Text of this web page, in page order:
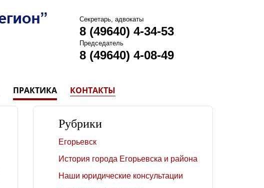
Секретарь, адвокаты
8 (49640) 4-34-53
Председатель
8 (49640) 4-08-49
ПРАКТИКА КОНТАКТЫ
Рубрики
Егорьевск
История города Егорьевска и района
Наши юридические консультации